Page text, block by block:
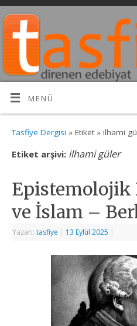
MENÜ
Tasfiye Dergisi » Etiket » ilhami
Etiket arşivi: ilhami güler
Epistemolojik
ve İslam –
Yazarı:tasfiye | 13 Eylül 2025 |